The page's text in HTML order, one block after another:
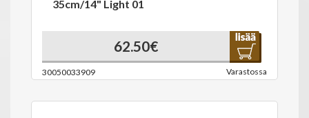
35cm/14" Light 01
62.50€
30050033909 Varastossa